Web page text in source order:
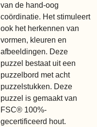
van de hand-oog
coördinatie. Het stimuleert
ook het herkennen van
vormen, kleuren en
afbeeldingen. Deze
puzzel bestaat uit een
puzzelbord met acht
puzzelstukken. Deze
puzzel is gemaakt van
FSC® 100%-
gecertificeerd hout.